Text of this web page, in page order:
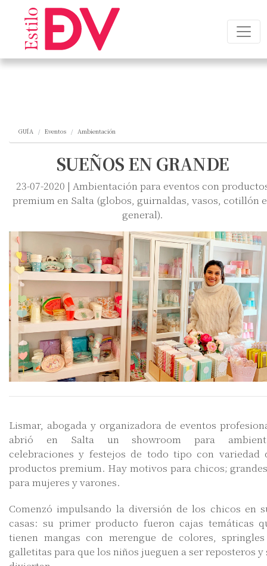
GUÍA Eventos Ambientación
SUEÑOS EN GRANDE
23-07-2020 | Ambientación para eventos con
premium en Salta (globos, guirnaldas, vasos, cotillón
general).
Lismar, abogada y organizadora de eventos
abrió en Salta un showroom para
celebraciones y festejos de todo tipo con variedad
productos premium. Hay motivos para chicos;
para mujeres y varones.
Comenzó impulsando la diversión de los chicos en
casas: su primer producto fueron cajas temáticas
tienen mangas con merengue de colores,
galletitas para que los niños jueguen a ser reposteros y